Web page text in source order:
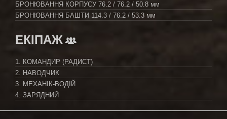
БРОНЮВАННЯ КОРПУСУ 76.2 / 76.2 / 50.8 мм
БРОНЮВАННЯ БАШТИ 114.3 / 76.2 / 53.3 мм
ЕКІПАЖ
1. КОМАНДИР (РАДИСТ)
2. НАВОДЧИК
3. МЕХАНІК-ВОДІЙ
4. ЗАРЯДНИЙ